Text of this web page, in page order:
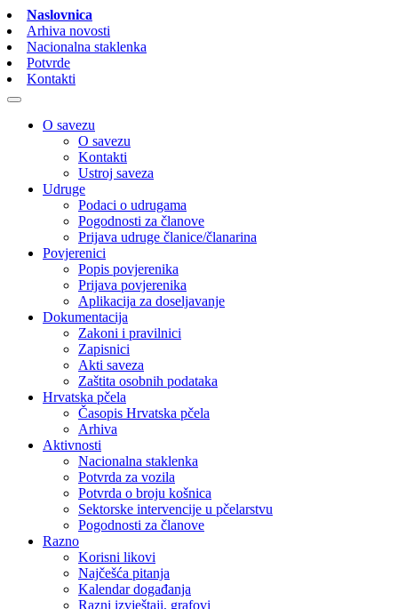
Naslovnica
Arhiva novosti
Nacionalna staklenka
Potvrde
Kontakti
O savezu
O savezu
Kontakti
Ustroj saveza
Udruge
Podaci o udrugama
Pogodnosti za članove
Prijava udruge članice/članarina
Povjerenici
Popis povjerenika
Prijava povjerenika
Aplikacija za doseljavanje
Dokumentacija
Zakoni i pravilnici
Zapisnici
Akti saveza
Zaštita osobnih podataka
Hrvatska pčela
Časopis Hrvatska pčela
Arhiva
Aktivnosti
Nacionalna staklenka
Potvrda za vozila
Potvrda o broju košnica
Sektorske intervencije u pčelarstvu
Pogodnosti za članove
Razno
Korisni likovi
Najčešća pitanja
Kalendar događanja
Razni izvještaji, grafovi